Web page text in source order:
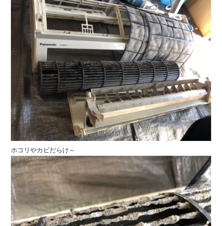
ホコリやカビだらけ～